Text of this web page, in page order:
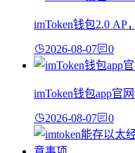
imToken钱包2.0 AP
2026-08-07 0
imToken钱包app官
2026-08-07 0